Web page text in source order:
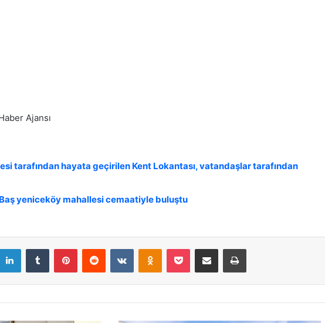
Ajansı
tarafından hayata geçirilen Kent Lokantası, vatandaşlar tarafından
yeniceköy mahallesi cemaatiyle buluştu